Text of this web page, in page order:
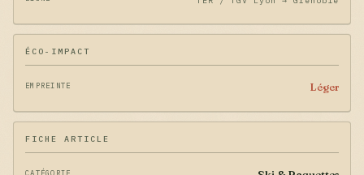
ÉCO-IMPACT
EMPREINTE Léger
FICHE ARTICLE
CATÉGORIE